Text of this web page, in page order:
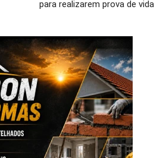
para realizarem prova de vida